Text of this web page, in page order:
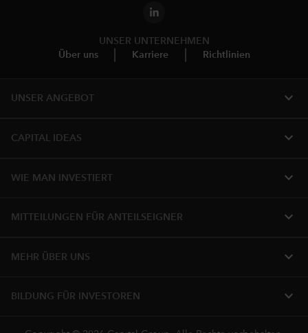
UNSER UNTERNEHMEN
Über uns
Karriere Richtlinien
UNSER ANGEBOT expand_more
CAPITAL IDEAS expand_more
WIE MAN INVESTIERT expand_more
MITTEILUNGEN FÜR ANTEILSEIGNER expand_more
MEHR ÜBER UNS expand_more
BILDUNG FÜR INVESTOREN expand_more